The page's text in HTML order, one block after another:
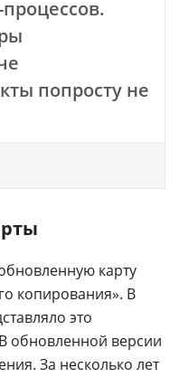
попросту не
карту
копирования». В
это
обновленной версии
За несколько лет